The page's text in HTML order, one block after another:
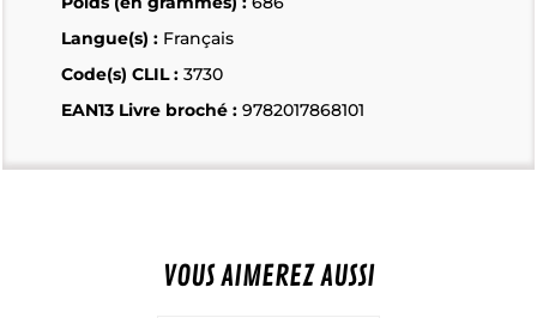
Langue(s) : Français
Code(s) CLIL : 3730
EAN13 Livre broché : 9782017868101
VOUS AIMEREZ AUSSI